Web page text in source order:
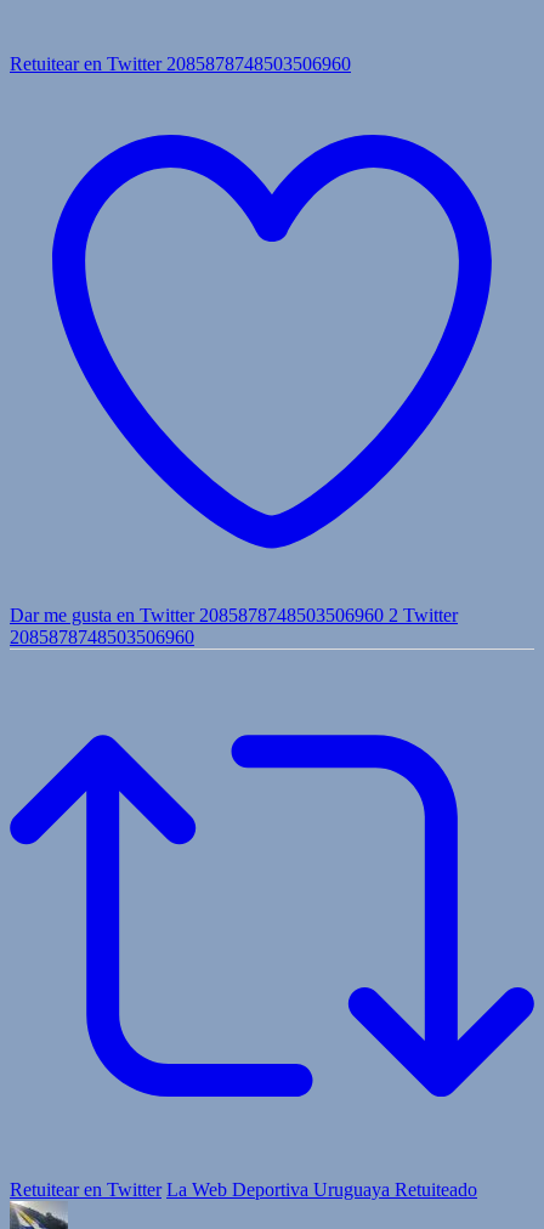
Retuitear en Twitter 2085878748503506960
Dar me gusta en Twitter 2085878748503506960 2 Twitter
2085878748503506960
Retuitear en Twitter La Web Deportiva Uruguaya Retuiteado